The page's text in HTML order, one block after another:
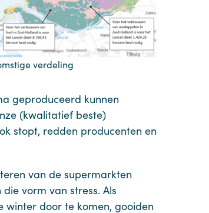
verdeling
geproduceerd kunnen
(kwalitatief beste)
stopt, redden producenten en
van de supermarkten
vorm van stress. Als
winter door te komen, gooiden